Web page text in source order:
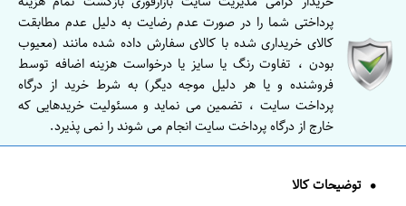
پرداختی شما را در صورت عدم رضایت به دلیل عدم مطابقت
کالای خریداری شده با کالای سفارش داده شده مانند (معیوب
بودن ، تفاوت رنگ یا سایز یا درخواست هزینه اضافه توسط
فروشنده و یا هر دلیل موجه دیگر) به شرط خرید از درگاه
پرداخت سایت ، تضمین می نماید و مسئولیت خریدهایی که
خارج از درگاه پرداخت سایت انجام می شوند را نمی پذیرد.
توضیحات کالا